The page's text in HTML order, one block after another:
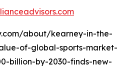
about/kearney-in-the-
of-global-sports-market-
billion-by-2030-finds-new-